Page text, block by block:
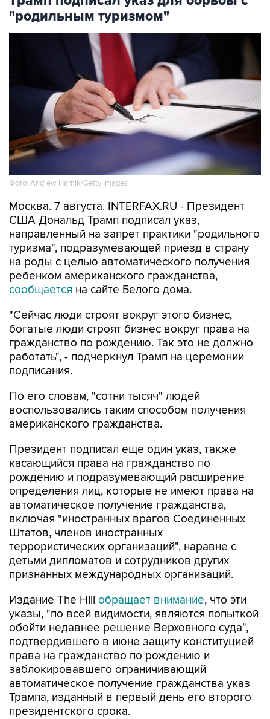
"родильным туризмом"
Фото: Andrew Harnik/Getty Images
Москва. 7 августа. INTERFAX.RU - Президент
США Дональд Трамп подписал указ,
направленный на запрет практики "родильного
туризма", подразумевающей приезд в страну
на роды с целью автоматического получения
ребенком американского гражданства,
сообщается на сайте Белого дома.
"Сейчас люди строят вокруг этого бизнес,
богатые люди строят бизнес вокруг права на
гражданство по рождению. Так это не должно
работать", - подчеркнул Трамп на церемонии
подписания.
По его словам, "сотни тысяч" людей
воспользовались таким способом получения
американского гражданства.
Президент подписал еще один указ, также
касающийся права на гражданство по
рождению и подразумевающий расширение
определения лиц, которые не имеют права на
автоматическое получение гражданства,
включая "иностранных врагов Соединенных
Штатов, членов иностранных
террористических организаций", наравне с
детьми дипломатов и сотрудников других
признанных международных организаций.
Издание The Hill обращает внимание, что эти
указы, "по всей видимости, являются попыткой
обойти недавнее решение Верховного суда",
подтвердившего в июне защиту конституцией
права на гражданство по рождению и
заблокировавшего ограничивающий
автоматическое получение гражданства указ
Трампа, изданный в первый день его второго
президентского срока.